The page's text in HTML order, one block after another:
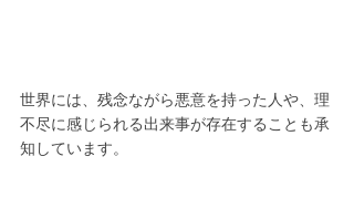
世界には、残念ながら悪意を持った人や、理
不尽に感じられる出来事が存在することも承
知しています。